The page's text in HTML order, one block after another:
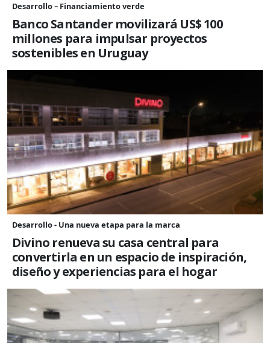
Desarrollo – Financiamiento verde
Banco Santander movilizará US$ 100
millones para impulsar proyectos
sostenibles en Uruguay
Desarrollo - Una nueva etapa para la marca
Divino renueva su casa central para
convertirla en un espacio de inspiración,
diseño y experiencias para el hogar